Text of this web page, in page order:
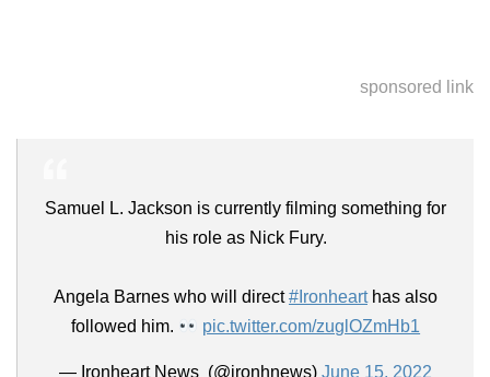
sponsored link
Samuel L. Jackson is currently filming something for
his role as Nick Fury.
Angela Barnes who will direct#Ironhearthas also
followed him.
pic.twitter.com/zuglOZmHb1
— Ironheart News ‎ (@ironhnews) June 15, 2022